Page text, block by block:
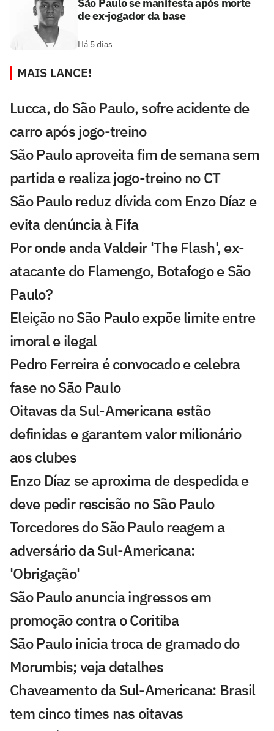
de ex-jogador da base
Há 5 dias
MAIS LANCE!
Lucca, do São Paulo, sofre acidente de
carro após jogo-treino
São Paulo aproveita fim de semana sem
partida e realiza jogo-treino no CT
São Paulo reduz dívida com Enzo Díaz e
evita denúncia à Fifa
Por onde anda Valdeir 'The Flash', ex-
atacante do Flamengo, Botafogo e São
Paulo?
Eleição no São Paulo expõe limite entre
imoral e ilegal
Pedro Ferreira é convocado e celebra
fase no São Paulo
Oitavas da Sul-Americana estão
definidas e garantem valor milionário
aos clubes
Enzo Díaz se aproxima de despedida e
deve pedir rescisão no São Paulo
Torcedores do São Paulo reagem a
adversário da Sul-Americana:
'Obrigação'
São Paulo anuncia ingressos em
promoção contra o Coritiba
São Paulo inicia troca de gramado do
Morumbis; veja detalhes
Chaveamento da Sul-Americana: Brasil
tem cinco times nas oitavas